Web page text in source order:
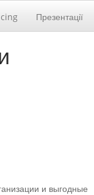
Презентації
и выгодные